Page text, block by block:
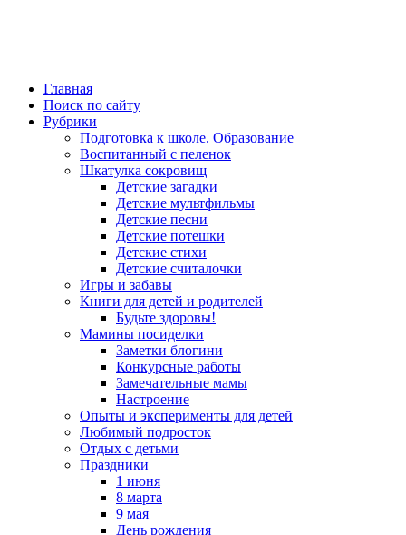
Главная
Поиск по сайту
Рубрики
Подготовка к школе. Образование
Воспитанный с пеленок
Шкатулка сокровищ
Детские загадки
Детские мультфильмы
Детские песни
Детские потешки
Детские стихи
Детские считалочки
Игры и забавы
Книги для детей и родителей
Будьте здоровы!
Мамины посиделки
Заметки блогини
Конкурсные работы
Замечательные мамы
Настроение
Опыты и эксперименты для детей
Любимый подросток
Отдых с детьми
Праздники
1 июня
8 марта
9 мая
День рождения